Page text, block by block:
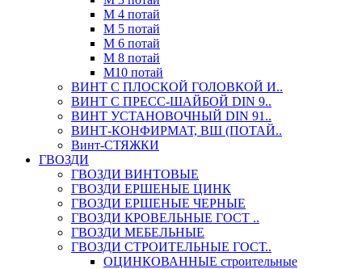
М 4 потай
М 5 потай
М 6 потай
М 8 потай
М10 потай
ВИНТ С ПЛОСКОЙ ГОЛОВКОЙ И..
ВИНТ С ПРЕСС-ШАЙБОЙ DIN 9..
ВИНТ УСТАНОВОЧНЫЙ DIN 91..
ВИНТ-КОНФИРМАТ, ВШ (ПОТАЙ..
Винт-СТЯЖКИ
ГВОЗДИ
ГВОЗДИ ВИНТОВЫЕ
ГВОЗДИ ЕРШЕНЫЕ ЦИНК
ГВОЗДИ ЕРШЕНЫЕ ЧЕРНЫЕ
ГВОЗДИ КРОВЕЛЬНЫЕ ГОСТ ..
ГВОЗДИ МЕБЕЛЬНЫЕ
ГВОЗДИ СТРОИТЕЛЬНЫЕ ГОСТ..
ОЦИНКОВАННЫЕ строительные